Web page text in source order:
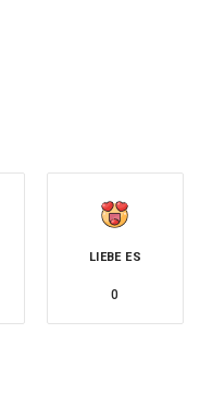
LIEBE ES
0